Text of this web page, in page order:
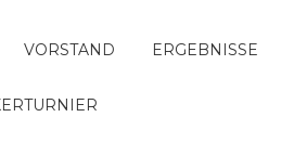
VORSTAND ERGEBNISSE